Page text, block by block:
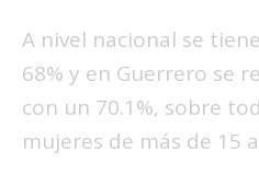
A nivel nacional se
68% y en Guerrero se
con un 70.1%, sobre
mujeres de más de 15